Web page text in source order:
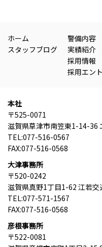
ホーム
スタッフブログ
警備内容
実績紹介
採用情報
採用エン
本社
〒525-0071
滋賀県草津市南笠東1-14-36
TEL:077-516-0567
FAX:077-516-0568
大津事務所
〒520-0242
滋賀県真野1丁目1-62 江若交
TEL:077-571-1567
FAX:077-516-0568
彦根事務所
〒522-0081